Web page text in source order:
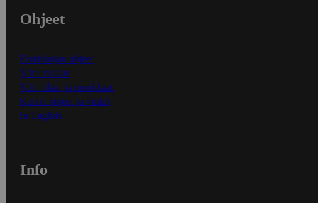
Ohjeet
Ensitilaajan ohjeet
Näin maksat
Näin tilaat ja muokkaat
Kaikki ohjeet ja vinkit
In English
Info